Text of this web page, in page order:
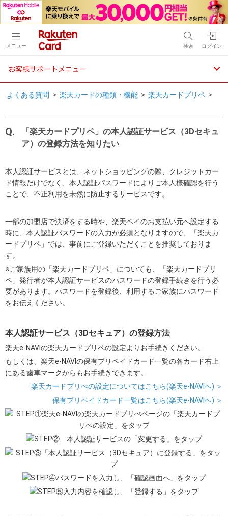
メニュー 検索 ログイン
お客様サポートメニュー
よくある質問 > 楽天カードの種類・機能 > 楽天カードプリペ >
「楽天カードプリペ」の本人認証サービス（3Dセキュ
ア）の登録方法を知りたい
本人認証サービスとは、ネットショッピングの際、クレジットカー
ド情報だけでなく、本人認証パスワードによりご本人様確認を行う
ことで、不正利用を未然に防止するサービスです。
一部の加盟店で決済をする時や、楽天ペイのお支払い元へ設定する
時に、本人認証パスワードの入力が必須となりますので、「楽天カ
ードプリペ」では、事前にご登録いただくことを推奨しておりま
す。
※ご家族用の「楽天カードプリペ」についても、「楽天カードプリ
ペ」発行者が本人認証サービスのパスワードの登録手続きを行う必
要があります。パスワードを登録後、利用するご家族にパスワード
をお伝えください。
本人認証サービス（3Dセキュア）の登録方法
楽天e-NAVIの楽天カードプリペの設定よりお手続きください。
もしくは、楽天e-NAVIの保有プリペイドカード一覧の各カード右上
にある歯車マークからもお手続きできます。
楽天カードプリぺの設定についてはこちら(楽天e-NAVIへ) ＞
保有プリペイドカード一覧はこちら(楽天e-NAVIへ) ＞